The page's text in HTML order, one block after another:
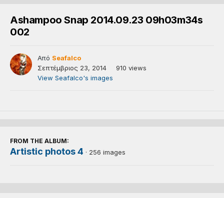
Ashampoo Snap 2014.09.23 09h03m34s
002
Από Seafalco
Σεπτέμβριος 23, 2014
910 views
View Seafalco's images
FROM THE ALBUM:
Artistic photos 4 · 256 images